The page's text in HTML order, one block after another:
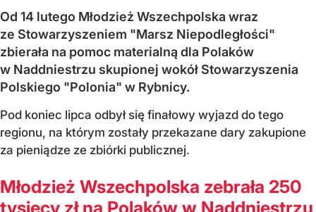
Od 14 lutego Młodzież Wszechpolska wraz
ze Stowarzyszeniem "Marsz Niepodległości"
zbierała na pomoc materialną dla Polaków
w Naddniestrzu skupionej wokół Stowarzyszenia
Polskiego "Polonia" w Rybnicy.
Pod koniec lipca odbył się finałowy wyjazd do tego
regionu, na którym zostały przekazane dary zakupione
za pieniądze ze zbiórki publicznej.
Młodzież Wszechpolska zebrała 250